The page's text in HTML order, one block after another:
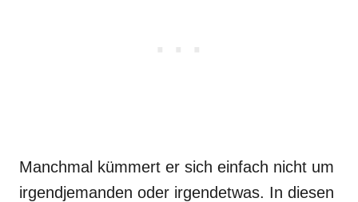
Manchmal kümmert er sich einfach nicht um
irgendjemanden oder irgendetwas. In diesen